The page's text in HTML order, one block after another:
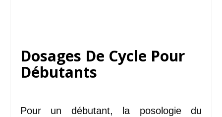
Dosages De Cycle Pour
Débutants
Pour un débutant, la posologie du